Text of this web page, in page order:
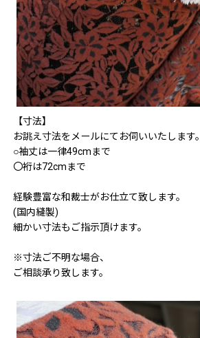
【寸法】
お誂え寸法をメールにてお伺いいたします。
○袖丈は一律49cmまで
〇裄は72cmまで
経験豊富な和裁士がお仕立て致します。
(国内縫製)
細かい寸法もご指示頂けます。
※寸法ご不明な場合、
ご相談承り致します。